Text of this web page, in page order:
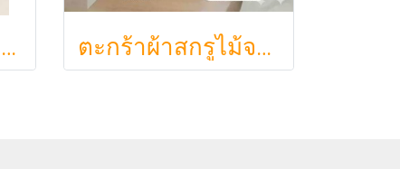
กล่องทิชชู่บ้านไม้ My Cozy Nest สไตล์มินิมอล นอร์ดิก ของแต่งบ้านรูปบ้าน ขนมปัง เบเกอรี่ กล่องใส่กระดาษทิชชู่แบบตั้งโต๊ะ ฝาเปิดแม่เหล็ก เติมกระดาษง่าย ตะกร้าผ้าสกรูไม้จริง ขนา 44.5cm รุ่น KAWA Minimalist สไตล์ญี่ปุ่นเคลื่อนที่ได้ มีล้อเลื่อน (KAWA)